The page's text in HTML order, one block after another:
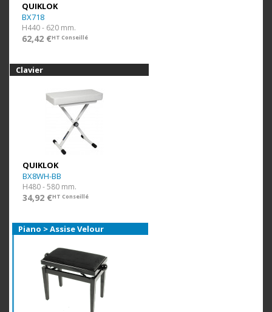
QUIKLOK
BX718
H440 - 620 mm.
62,42 €HT Conseillé
Clavier
QUIKLOK
BX8WH-BB
H480 - 580 mm.
34,92 €HT Conseillé
Piano > Assise Velour